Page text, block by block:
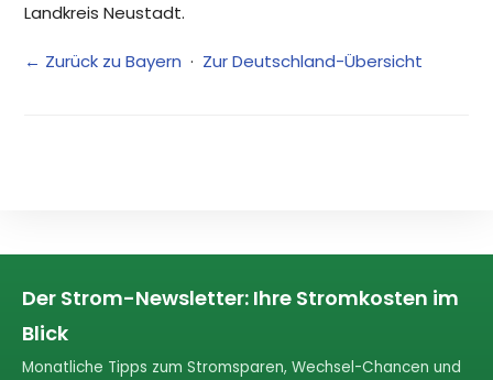
Landkreis Neustadt.
← Zurück zu Bayern · Zur Deutschland-Übersicht
Der Strom-Newsletter: Ihre Stromkosten im
Blick
Monatliche Tipps zum Stromsparen, Wechsel-Chancen und